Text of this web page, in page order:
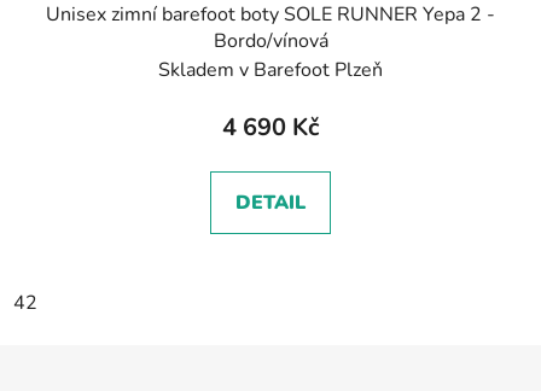
Unisex zimní barefoot boty SOLE RUNNER Yepa 2 -
Bordo/vínová
Skladem v Barefoot Plzeň
4 690 Kč
DETAIL
42